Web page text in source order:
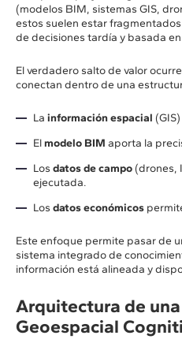
(modelos BIM, sistemas GIS,
estos suelen estar
de decisiones tardía y basada
El verdadero salto de valor
conectan dentro de una
La información espacial
Elmodelo BIM aporta la
Los datos de campo(drones,
ejecutada.
Los datos económicos
Este enfoque permite pasar de
sistema integrado de
información está alineada y
Arquitectura de
Geoespacial